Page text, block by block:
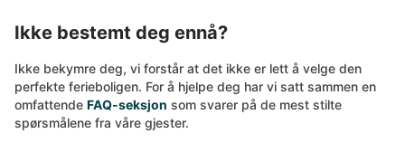
Ikke bestemt deg ennå?
Ikke bekymre deg, vi forstår at det ikke er lett å velge den
perfekte ferieboligen. For å hjelpe deg har vi satt sammen en
omfattende FAQ-seksjon som svarer på de mest stilte
spørsmålene fra våre gjester.